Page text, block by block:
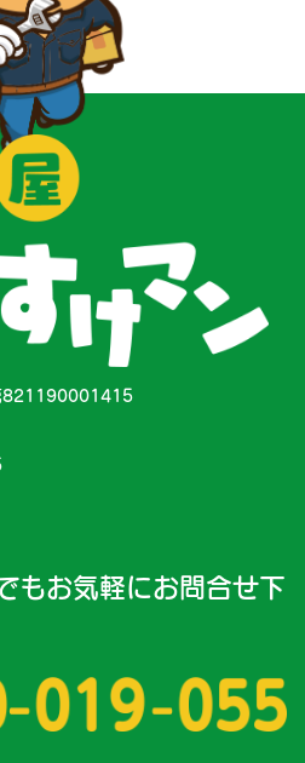
821190001415
もお気軽にお問合せ下